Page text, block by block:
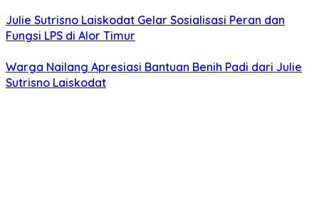
Julie Sutrisno Laiskodat Gelar Sosialisasi Peran dan
Fungsi LPS di Alor Timur
Warga Nailang Apresiasi Bantuan Benih Padi dari Julie
Sutrisno Laiskodat